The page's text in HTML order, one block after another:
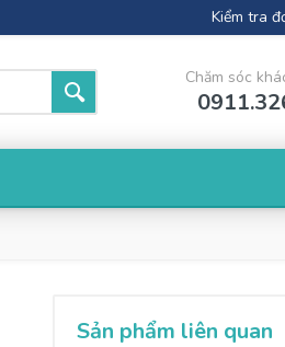
Kiểm tra
Chăm sóc
Sản phẩm liên quan